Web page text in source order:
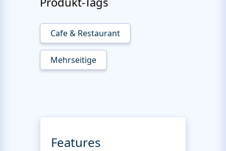
Cafe & Restaurant
Mehrseitige
Features